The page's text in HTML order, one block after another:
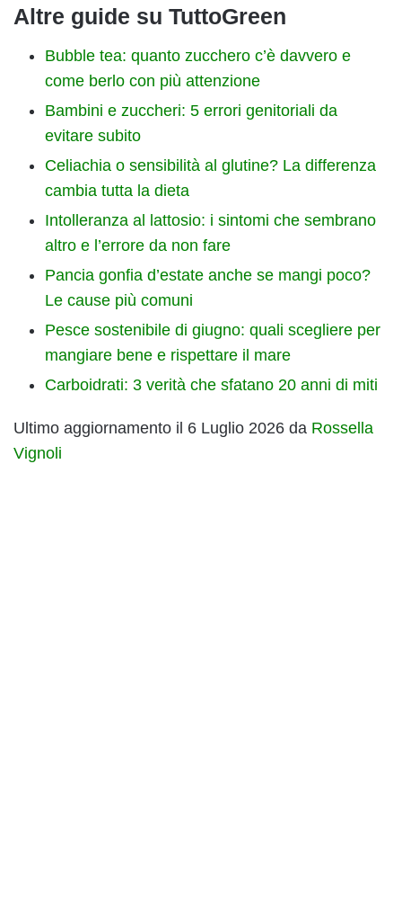
Altre guide su TuttoGreen
Bubble tea: quanto zucchero c’è davvero e
come berlo con più attenzione
Bambini e zuccheri: 5 errori genitoriali da
evitare subito
Celiachia o sensibilità al glutine? La differenza
cambia tutta la dieta
Intolleranza al lattosio: i sintomi che sembrano
altro e l’errore da non fare
Pancia gonfia d’estate anche se mangi poco?
Le cause più comuni
Pesce sostenibile di giugno: quali scegliere per
mangiare bene e rispettare il mare
Carboidrati: 3 verità che sfatano 20 anni di miti
Ultimo aggiornamento il 6 Luglio 2026 da Rossella
Vignoli